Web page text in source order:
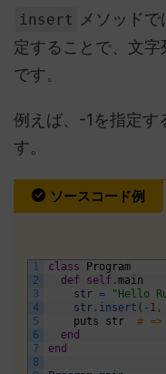
insert
メソッド
定することで、文
です。
例えば、-1を指定す
す。
ソースコード例
1
2
3
4
5
6
7
8
class
Program
def
self . main
str =
"Hello
str . insert ( - 1 ,
puts
str
# =>
end
end